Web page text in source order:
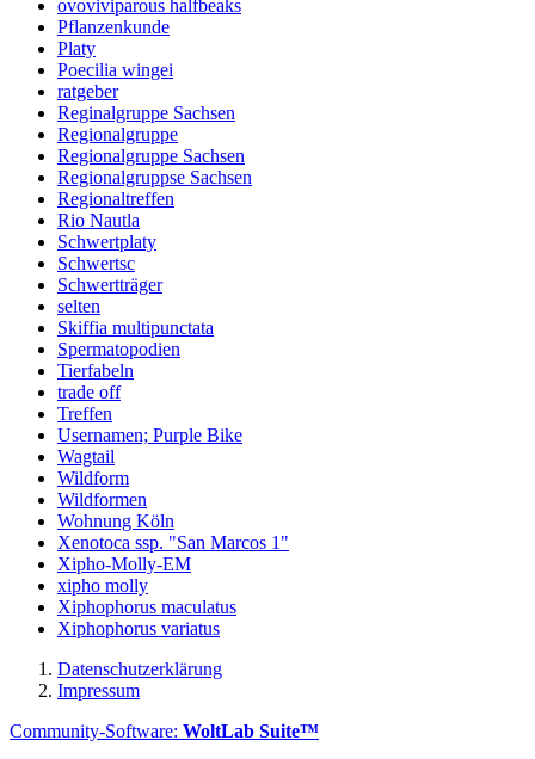
ovoviviparous halfbeaks
Pflanzenkunde
Platy
Poecilia wingei
ratgeber
Reginalgruppe Sachsen
Regionalgruppe
Regionalgruppe Sachsen
Regionalgruppse Sachsen
Regionaltreffen
Rio Nautla
Schwertplaty
Schwertsc
Schwertträger
selten
Skiffia multipunctata
Spermatopodien
Tierfabeln
trade off
Treffen
Usernamen; Purple Bike
Wagtail
Wildform
Wildformen
Wohnung Köln
Xenotoca ssp. "San Marcos 1"
Xipho-Molly-EM
xipho molly
Xiphophorus maculatus
Xiphophorus variatus
Datenschutzerklärung
Impressum
Community-Software: WoltLab Suite™